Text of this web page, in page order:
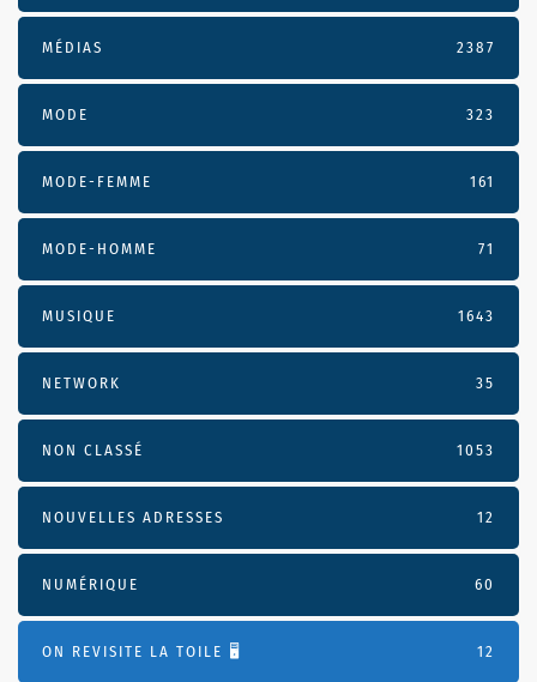
MÉDIAS 2387
MODE 323
MODE-FEMME 161
MODE-HOMME 71
MUSIQUE 1643
NETWORK 35
NON CLASSÉ 1053
NOUVELLES ADRESSES 12
NUMÉRIQUE 60
ON REVISITE LA TOILE 🖥️ 12